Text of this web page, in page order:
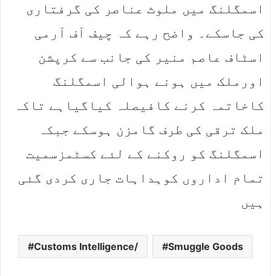
اسمگلنگ میں ملوث عناصر کی گرفتاری
کی جاسکے۔ واضح رہے کہ چیف آف آرمی
اسٹاف عاصم منیر کی جانب سے کرپشن
اورملک میں ہونے ہوالی اسمگلنگ
کاخاتمہ کرنے کافیصلہ کیاگیاہے تاکہ
ملک ترقی کی طرف گامزن ہوسکے جبکہ
اسمگلنگ کو روکنے کے لئے کسٹمزسمیت
تمام اداروں کوہداہات جاری کردی گئی
ہیں
Customs Intelligence/ Smuggle Goods